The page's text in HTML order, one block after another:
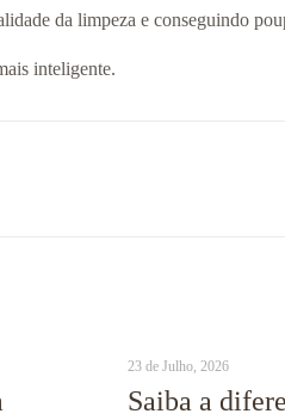
da limpeza e conseguindo
inteligente.
23 de Julho, 2026
Saiba a